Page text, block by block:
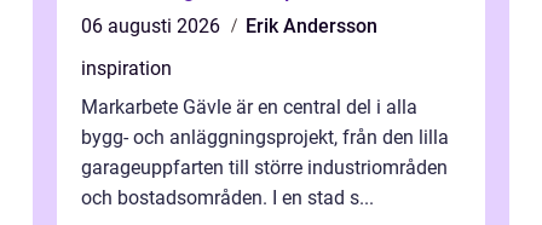
06 augusti 2026
Erik Andersson
inspiration
Markarbete Gävle är en central del i alla
bygg- och anläggningsprojekt, från den lilla
garageuppfarten till större industriområden
och bostadsområden. I en stad s...